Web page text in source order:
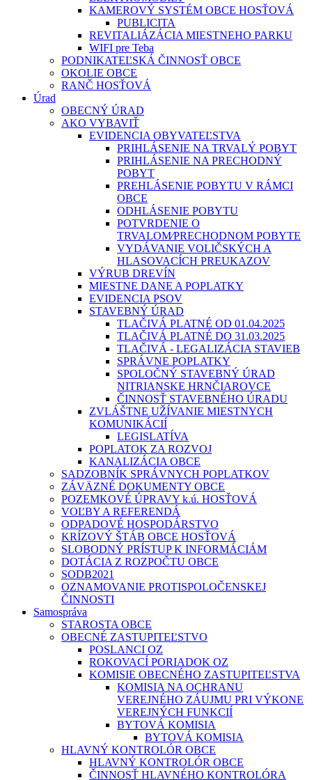
KAMEROVÝ SYSTÉM OBCE HOSŤOVÁ
PUBLICITA
REVITALIÁZÁCIA MIESTNEHO PARKU
WIFI pre Teba
PODNIKATEĽSKÁ ČINNOSŤ OBCE
OKOLIE OBCE
RANČ HOSŤOVÁ
Úrad
OBECNÝ ÚRAD
AKO VYBAVIŤ
EVIDENCIA OBYVATEĽSTVA
PRIHLÁSENIE NA TRVALÝ POBYT
PRIHLÁSENIE NA PRECHODNÝ
POBYT
PREHLÁSENIE POBYTU V RÁMCI
OBCE
ODHLÁSENIE POBYTU
POTVRDENIE O
TRVALOM⁄PRECHODNOM POBYTE
VYDÁVANIE VOLIČSKÝCH A
HLASOVACÍCH PREUKAZOV
VÝRUB DREVÍN
MIESTNE DANE A POPLATKY
EVIDENCIA PSOV
STAVEBNÝ ÚRAD
TLAČIVÁ PLATNÉ OD 01.04.2025
TLAČIVÁ PLATNÉ DO 31.03.2025
TLAČIVÁ - LEGALIZÁCIA STAVIEB
SPRÁVNE POPLATKY
SPOLOČNÝ STAVEBNÝ ÚRAD
NITRIANSKE HRNČIAROVCE
ČINNOSŤ STAVEBNÉHO ÚRADU
ZVLÁŠTNE UŽÍVANIE MIESTNYCH
KOMUNIKÁCIÍ
LEGISLATÍVA
POPLATOK ZA ROZVOJ
KANALIZÁCIA OBCE
SADZOBNÍK SPRÁVNYCH POPLATKOV
ZÁVÄZNÉ DOKUMENTY OBCE
POZEMKOVÉ ÚPRAVY k.ú. HOSŤOVÁ
VOĽBY A REFERENDÁ
ODPADOVÉ HOSPODÁRSTVO
KRÍZOVÝ ŠTÁB OBCE HOSŤOVÁ
SLOBODNÝ PRÍSTUP K INFORMÁCIÁM
DOTÁCIA Z ROZPOČTU OBCE
SODB2021
OZNAMOVANIE PROTISPOLOČENSKEJ
ČINNOSTI
Samospráva
STAROSTA OBCE
OBECNÉ ZASTUPITEĽSTVO
POSLANCI OZ
ROKOVACÍ PORIADOK OZ
KOMISIE OBECNÉHO ZASTUPITEĽSTVA
KOMISIA NA OCHRANU
VEREJNÉHO ZÁUJMU PRI VÝKONE
VEREJNÝCH FUNKCIÍ
BYTOVÁ KOMISIA
BYTOVÁ KOMISIA
HLAVNÝ KONTROLÓR OBCE
HLAVNÝ KONTROLÓR OBCE
ČINNOSŤ HLAVNÉHO KONTROLÓRA